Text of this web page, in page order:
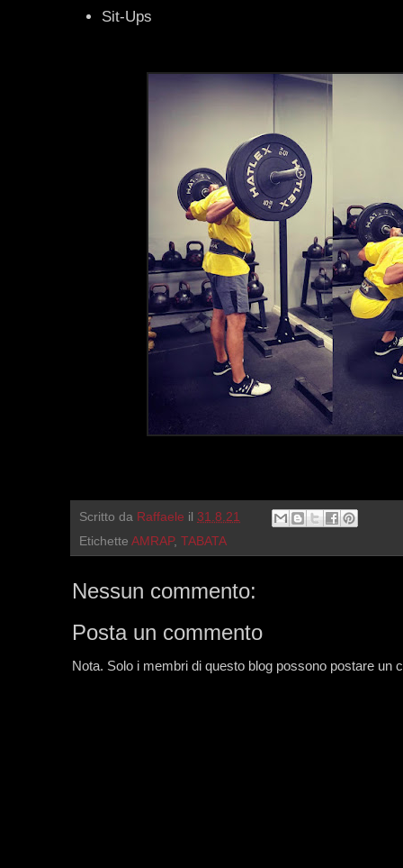
Sit-Ups
Scritto da Raffaele il 31.8.21
Etichette AMRAP, TABATA
Nessun commento:
Posta un commento
Nota. Solo i membri di questo blog possono postare un